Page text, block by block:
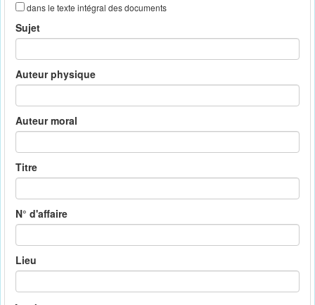
dans le texte intégral des documents
Sujet
Auteur physique
Auteur moral
Titre
N° d'affaire
Lieu